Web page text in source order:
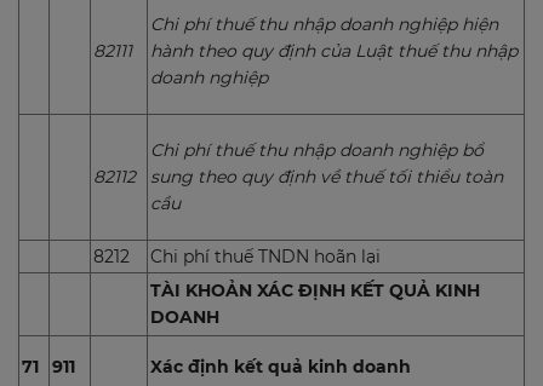
82111
Chi phí thuế thu nhập doanh nghiệp hiện
hành theo quy định của Luật thuế thu nhập
doanh nghiệp
82112
Chi phí thuế thu nhập doanh nghiệp bổ
sung theo quy định về thuế tối thiểu toàn
cầu
8212
Chi phí thuế TNDN hoãn lại
TÀI KHOẢN XÁC ĐỊNH KẾT QUẢ KINH
DOANH
71 911 Xác định kết quả kinh doanh